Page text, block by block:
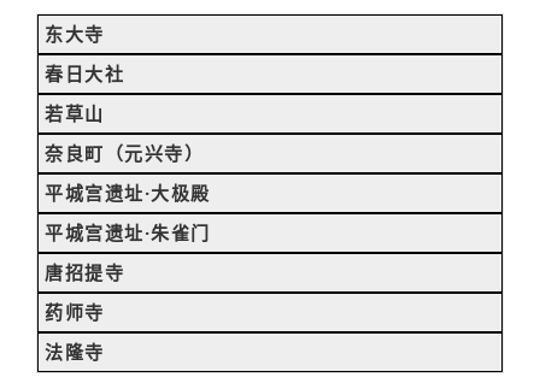
东大寺
春日大社
若草山
奈良町（元兴寺）
平城宫遗址·大极殿
平城宫遗址·朱雀门
唐招提寺
药师寺
法隆寺